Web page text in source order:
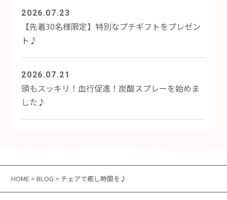
2026.07.23
【先着30名様限定】特別なプチギフトをプレゼン
ト♪
2026.07.21
頭もスッキリ！血行促進！炭酸スプレーを始めま
した♪
HOME >BLOG > チェアで癒し時間を♪